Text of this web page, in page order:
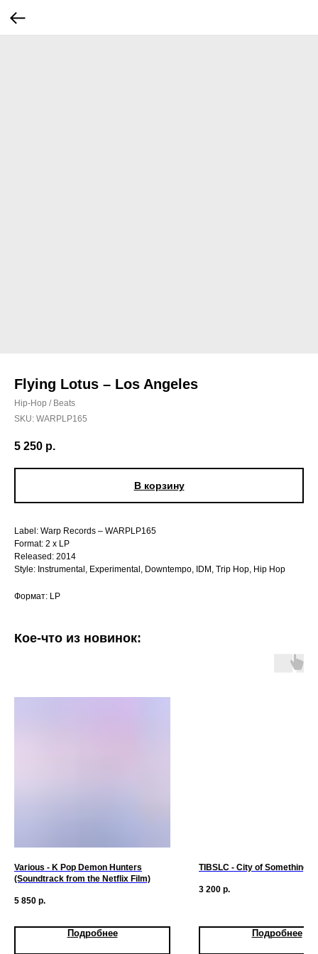
Flying Lotus – Los Angeles
Hip-Hop / Beats
SKU: WARPLP165
5 250 р.
В корзину
Label: Warp Records – WARPLP165
Format: 2 x LP
Released: 2014
Style: Instrumental, Experimental, Downtempo, IDM, Trip Hop, Hip Hop
Формат: LP
Кое-что из новинок:
Various - K Pop Demon Hunters
(Soundtrack from the Netflix Film)
5 850 р.
Подробнее
TIBSLC - City of Something
3 200 р.
Подробнее